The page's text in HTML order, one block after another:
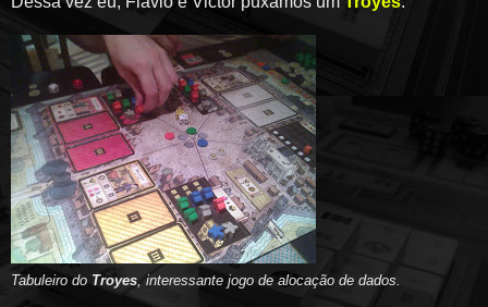
Tabuleiro do Troyes , interessante jogo de alocação de dados.